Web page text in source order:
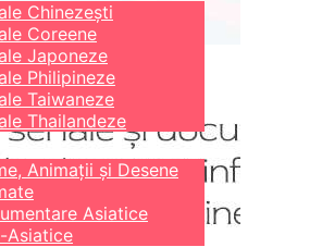
Chinezești
Coreene
Japoneze
Philipineze
Taiwaneze
Thailandeze
Animații și Desene
Asiatice
Asiatice